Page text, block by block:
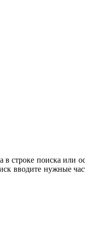
строке поиска или
вводите нужные